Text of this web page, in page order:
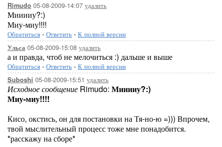
Rimudo 05-08-2009-14:07 удалить
Мииииу?:)
Миу-миу!!!!
Обратиться - Ответить - К полной версии
Ульса 05-08-2009-15:08 удалить
а и правда, чтоб не мелочиться :) дальше и выше
Обратиться - Ответить - К полной версии
Suboshi 05-08-2009-15:51 удалить
Исходное сообщение Rimudo: Мииииу?:)
Миу-миу!!!!
Кисо, окстись, он для постановки на Тя-но-ю =))) Впрочем,
твой мыслительный процесс тоже мне понадобится.
*расскажу на сборе*